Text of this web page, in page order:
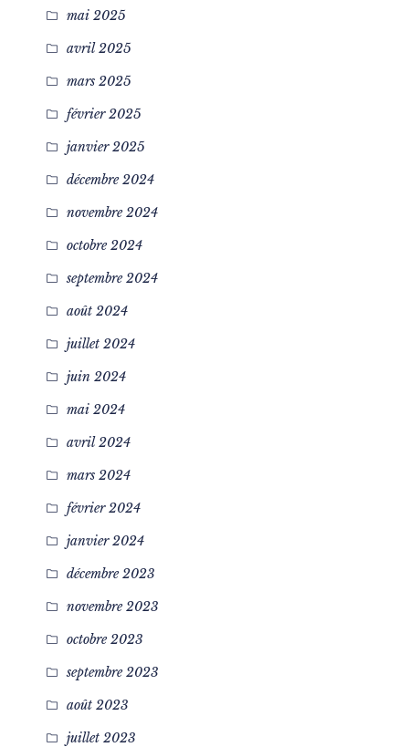
mai 2025
avril 2025
mars 2025
février 2025
janvier 2025
décembre 2024
novembre 2024
octobre 2024
septembre 2024
août 2024
juillet 2024
juin 2024
mai 2024
avril 2024
mars 2024
février 2024
janvier 2024
décembre 2023
novembre 2023
octobre 2023
septembre 2023
août 2023
juillet 2023